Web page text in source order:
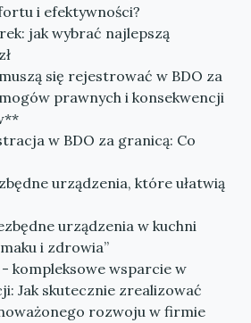
i efektywności?
jak wybrać najlepszą
się rejestrować w BDO za
prawnych i konsekwencji
w BDO za granicą: Co
urządzenia, które ułatwią
urządzenia w kuchni
i zdrowia”
kompleksowe wsparcie w
Jak skutecznie zrealizować
rozwoju w firmie